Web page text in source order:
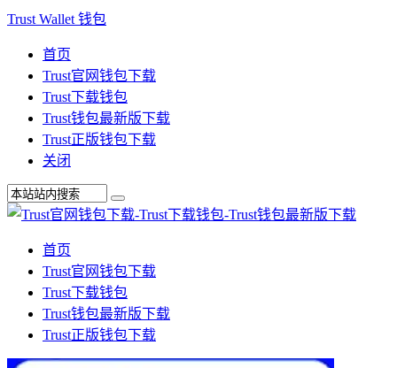
Trust Wallet 钱包
首页
Trust官网钱包下载
Trust下载钱包
Trust钱包最新版下载
Trust正版钱包下载
关闭
首页
Trust官网钱包下载
Trust下载钱包
Trust钱包最新版下载
Trust正版钱包下载